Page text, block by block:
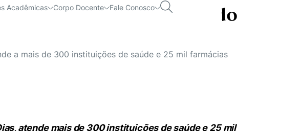
Português
Acadêmicas Corpo Docente Fale Conosco Pesquisar
Insper inova no mercado
a mais de 300 instituições de saúde e 25 mil farmácias
atende mais de 300 instituições de saúde e 25 mil